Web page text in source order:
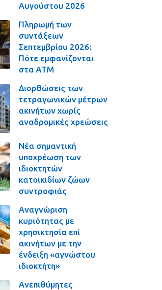
Αυγούστου 2026
Πληρωμή των
συντάξεων
Σεπτεμβρίου 2026:
Πότε εμφανίζονται
στα ΑΤΜ
Διορθώσεις των
τετραγωνικών μέτρων
ακινήτων χωρίς
αναδρομικές χρεώσεις
Νέα σημαντική
υποχρέωση των
ιδιοκτητών
κατοικιδίων ζώων
συντροφιάς
Αναγνώριση
κυριότητας με
χρησικτησία επί
ακινήτων με την
ένδειξη «αγνώστου
ιδιοκτήτη»
Ανεπιθύμητες